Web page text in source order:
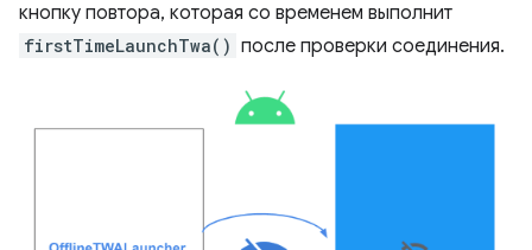
кнопку повтора, которая со временем выполнит
firstTimeLaunchTwa() после проверки соединения.